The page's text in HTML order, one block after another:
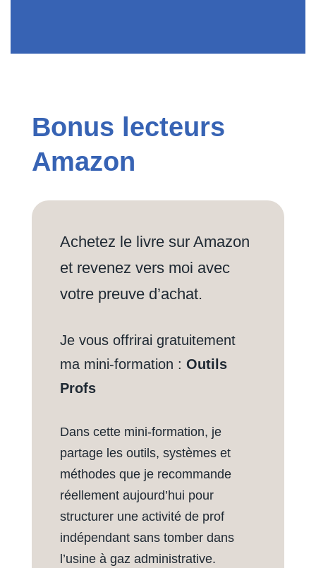
Bonus lecteurs
Amazon
Achetez le livre sur Amazon
et revenez vers moi avec
votre preuve d’achat.
Je vous offrirai gratuitement
ma mini-formation : Outils
Profs
Dans cette mini-formation, je
partage les outils, systèmes et
méthodes que je recommande
réellement aujourd’hui pour
structurer une activité de prof
indépendant sans tomber dans
l’usine à gaz administrative.